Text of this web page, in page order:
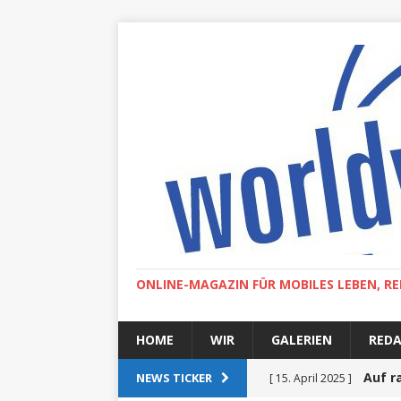
ONLINE-MAGAZIN FÜR MOBILES LEBEN,
HOME WIR GALERIEN
NEWS TICKER [ 15. April 2025 ] Auf